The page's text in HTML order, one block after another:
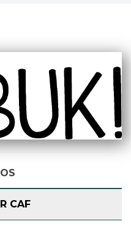
CAF